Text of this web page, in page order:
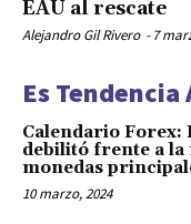
EAU al rescate
Alejandro Gil Rivero - 7
Es Tendencia
Calendario Forex:
debilitó frente a la
monedas
10 marzo, 2024